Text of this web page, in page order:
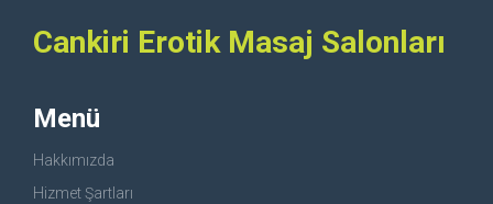
Cankiri Erotik Masaj Salonları
Menü
Hakkımızda
Hizmet Şartları